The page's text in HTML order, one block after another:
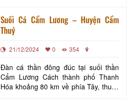
những điểm đến hấp dẫn, thu hút du
khách bởi vẻ đẹp hoang sơ và kỳ vĩ.
Suối Cá Cẩm Lương – Huyện Cẩm
Thuỷ
21/12/2024 0 354
Đàn cá thần đông đúc tại suối thần
Cẩm Lương Cách thành phố Thanh
Hóa khoảng 80 km về phía Tây, thuộc